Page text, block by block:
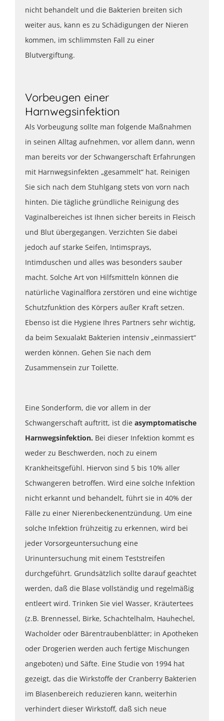
nicht behandelt und die Bakterien breiten sich
weiter aus, kann es zu Schädigungen der Nieren
kommen, im schlimmsten Fall zu einer
Blutvergiftung.
Vorbeugen einer
Harnwegsinfektion
Als Vorbeugung sollte man folgende Maßnahmen
in seinen Alltag aufnehmen, vor allem dann, wenn
man bereits vor der Schwangerschaft Erfahrungen
mit Harnwegsinfekten „gesammelt“ hat. Reinigen
Sie sich nach dem Stuhlgang stets von vorn nach
hinten. Die tägliche gründliche Reinigung des
Vaginalbereiches ist Ihnen sicher bereits in Fleisch
und Blut übergegangen. Verzichten Sie dabei
jedoch auf starke Seifen, Intimsprays,
Intimduschen und alles was besonders sauber
macht. Solche Art von Hilfsmitteln können die
natürliche Vaginalflora zerstören und eine wichtige
Schutzfunktion des Körpers außer Kraft setzen.
Ebenso ist die Hygiene Ihres Partners sehr wichtig,
da beim Sexualakt Bakterien intensiv „einmassiert“
werden können. Gehen Sie nach dem
Zusammensein zur Toilette.
Eine Sonderform, die vor allem in der
Schwangerschaft auftritt, ist die asymptomatische
Harnwegsinfektion. Bei dieser Infektion kommt es
weder zu Beschwerden, noch zu einem
Krankheitsgefühl. Hiervon sind 5 bis 10% aller
Schwangeren betroffen. Wird eine solche Infektion
nicht erkannt und behandelt, führt sie in 40% der
Fälle zu einer Nierenbeckenentzündung. Um eine
solche Infektion frühzeitig zu erkennen, wird bei
jeder Vorsorgeuntersuchung eine
Urinuntersuchung mit einem Teststreifen
durchgeführt. Grundsätzlich sollte darauf geachtet
werden, daß die Blase vollständig und regelmäßig
entleert wird. Trinken Sie viel Wasser, Kräutertees
(z.B. Brennessel, Birke, Schachtelhalm, Hauhechel,
Wacholder oder Bärentraubenblätter; in Apotheken
oder Drogerien werden auch fertige Mischungen
angeboten) und Säfte. Eine Studie von 1994 hat
gezeigt, das die Wirkstoffe der Cranberry Bakterien
im Blasenbereich reduzieren kann, weiterhin
verhindert dieser Wirkstoff, daß sich neue